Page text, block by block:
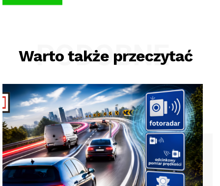
Warto także przeczytać
PODOBNE